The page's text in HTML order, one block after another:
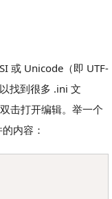
或 Unicode（即 UTF-
找到很多 .ini 文
击打开编辑。举一个
内容：